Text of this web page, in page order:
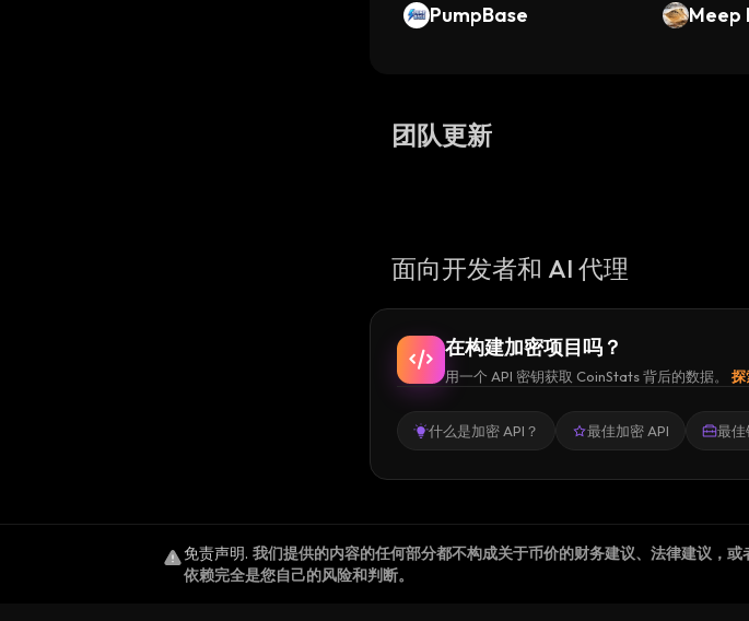
PumpBase
Meep
团队更新
面向开发者和 AI 代理
在构建加密项目吗？
用一个 API 密钥获取 CoinStats 背后的数据。 探
什么是加密 API？ 最佳加密 API 最佳
免责声明. 我们提供的内容的任何部分都不构成关于币价的财务建议、法律建议，
依赖完全是您自己的风险和判断。